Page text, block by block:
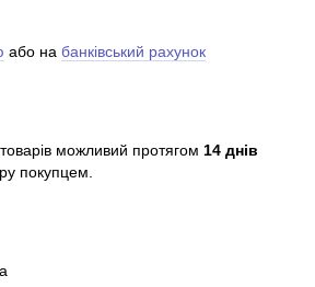
або на банківський рахунок
товарів можливий протягом 14 днів
покупцем.